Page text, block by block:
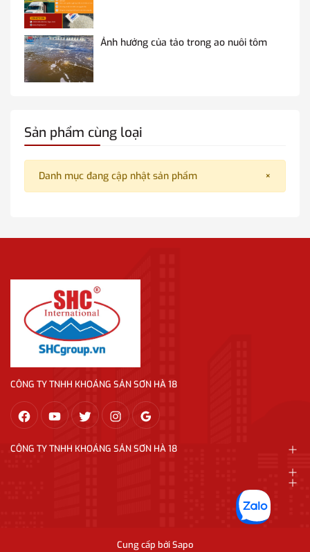
Ảnh hưởng của tảo trong ao nuôi tôm
Sản phẩm cùng loại
×
Danh mục đang cập nhật sản phẩm
CÔNG TY TNHH KHOÁNG SẢN SƠN HÀ 18
CÔNG TY TNHH KHOÁNG SẢN SƠN HÀ 18
Cung cấp bởiSapo